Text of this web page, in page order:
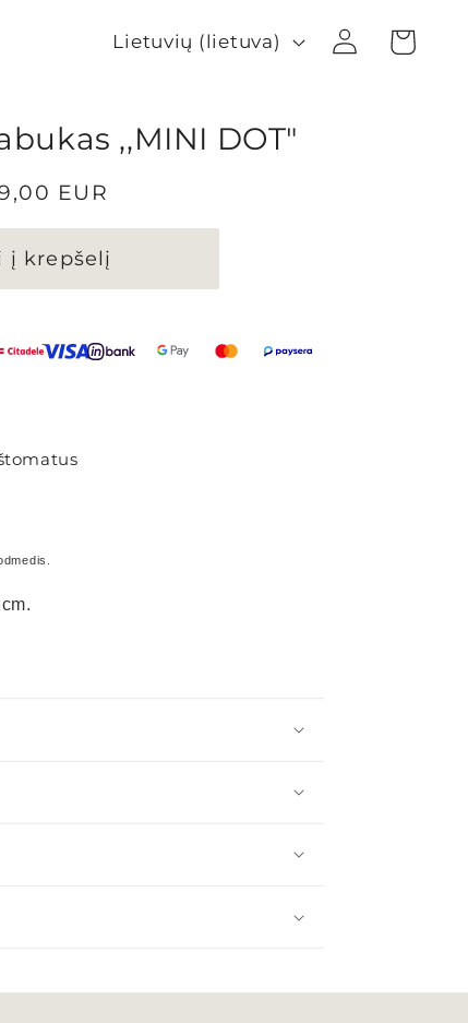
a
Lietuvių (lietuva) PrisijungtiKrepšelis
,,MINI DOT"
EUR
į krepšelį